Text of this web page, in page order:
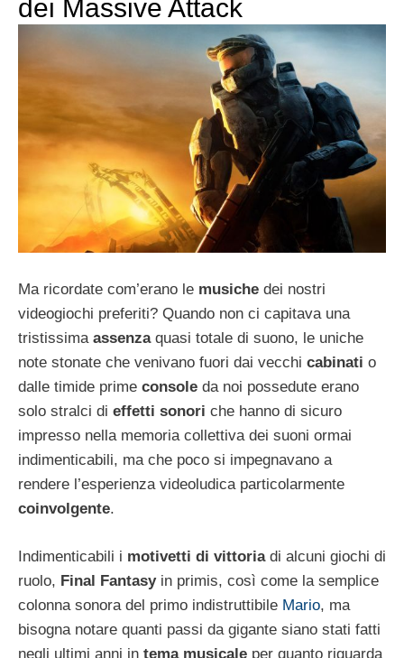
dei Massive Attack
Ma ricordate com’erano le musiche dei nostri
videogiochi preferiti? Quando non ci capitava una
tristissima assenza quasi totale di suono, le uniche
note stonate che venivano fuori dai vecchi cabinati o
dalle timide prime console da noi possedute erano
solo stralci di effetti sonori che hanno di sicuro
impresso nella memoria collettiva dei suoni ormai
indimenticabili, ma che poco si impegnavano a
rendere l’esperienza videoludica particolarmente
coinvolgente.
Indimenticabili i motivetti di vittoriadi alcuni giochi di
ruolo, Final Fantasyin primis, così come la semplice
colonna sonora del primo indistruttibile Mario, ma
bisogna notare quanti passi da gigante siano stati fatti
negli ultimi anni in tema musicale per quanto riguarda